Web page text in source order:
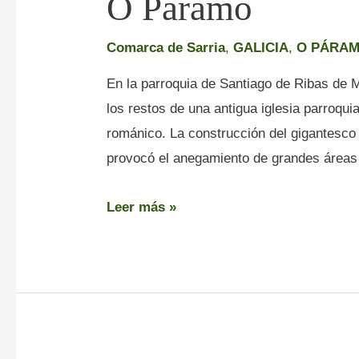
O Páramo
Comarca de Sarria,GALICIA,O
En la parroquia de Santiago de Ribas de
los restos de una antigua iglesia
románico. La construcción del
provocó el anegamiento de grandes
Leer más »